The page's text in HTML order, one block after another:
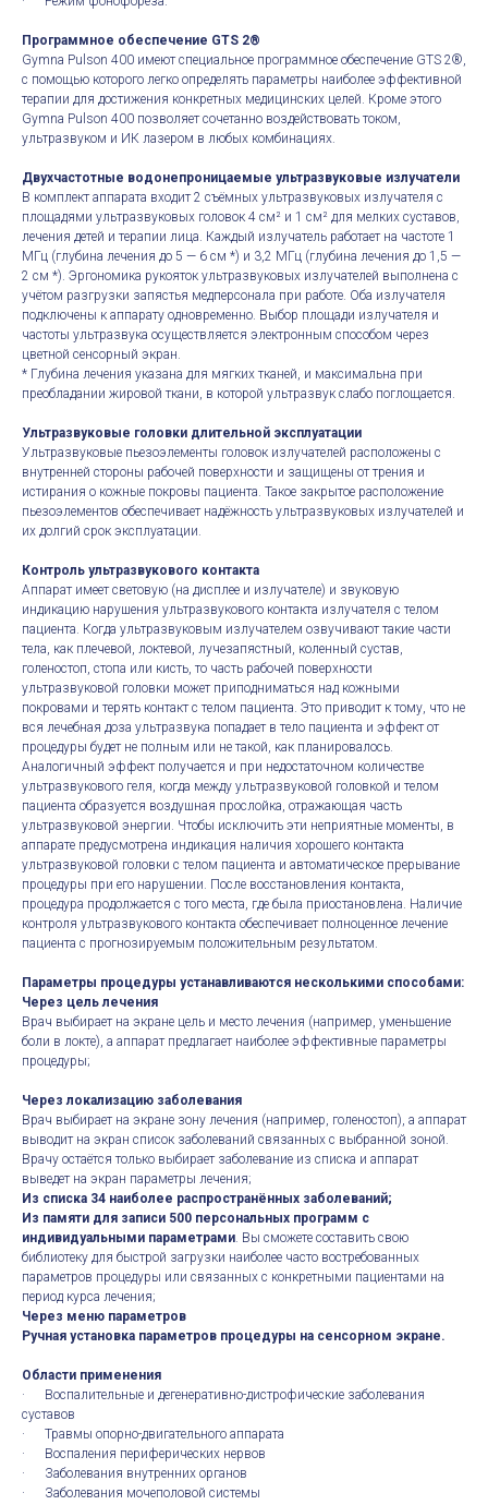
Программное обеспечение GTS 2®
Gymna Pulson 400 имеют специальное программное обеспечение GTS 2®,
с помощью которого легко определять параметры наиболее эффективной
терапии для достижения конкретных медицинских целей. Кроме этого
Gymna Pulson 400 позволяет сочетанно воздействовать током,
ультразвуком и ИК лазером в любых комбинациях.
Двухчастотные водонепроницаемые ультразвуковые излучатели
В комплект аппарата входит 2 съёмных ультразвуковых излучателя с
площадями ультразвуковых головок 4 см² и 1 см² для мелких суставов,
лечения детей и терапии лица. Каждый излучатель работает на частоте 1
МГц (глубина лечения до 5 — 6 см *) и 3,2 МГц (глубина лечения до 1,5 —
2 см *). Эргономика рукояток ультразвуковых излучателей выполнена с
учётом разгрузки запястья медперсонала при работе. Оба излучателя
подключены к аппарату одновременно. Выбор площади излучателя и
частоты ультразвука осуществляется электронным способом через
цветной сенсорный экран.
* Глубина лечения указана для мягких тканей, и максимальна при
преобладании жировой ткани, в которой ультразвук слабо поглощается.
Ультразвуковые головки длительной эксплуатации
Ультразвуковые пьезоэлементы головок излучателей расположены с
внутренней стороны рабочей поверхности и защищены от трения и
истирания о кожные покровы пациента. Такое закрытое расположение
пьезоэлементов обеспечивает надёжность ультразвуковых излучателей и
их долгий срок эксплуатации.
Контроль ультразвукового контакта
Аппарат имеет световую (на дисплее и излучателе) и звуковую
индикацию нарушения ультразвукового контакта излучателя с телом
пациента. Когда ультразвуковым излучателем озвучивают такие части
тела, как плечевой, локтевой, лучезапястный, коленный сустав,
голеностоп, стопа или кисть, то часть рабочей поверхности
ультразвуковой головки может приподниматься над кожными
покровами и терять контакт с телом пациента. Это приводит к тому, что не
вся лечебная доза ультразвука попадает в тело пациента и эффект от
процедуры будет не полным или не такой, как планировалось.
Аналогичный эффект получается и при недостаточном количестве
ультразвукового геля, когда между ультразвуковой головкой и телом
пациента образуется воздушная прослойка, отражающая часть
ультразвуковой энергии. Чтобы исключить эти неприятные моменты, в
аппарате предусмотрена индикация наличия хорошего контакта
ультразвуковой головки с телом пациента и автоматическое прерывание
процедуры при его нарушении. После восстановления контакта,
процедура продолжается с того места, где была приостановлена. Наличие
контроля ультразвукового контакта обеспечивает полноценное лечение
пациента с прогнозируемым положительным результатом.
Параметры процедуры устанавливаются несколькими способами:
Через цель лечения
Врач выбирает на экране цель и место лечения (например, уменьшение
боли в локте), а аппарат предлагает наиболее эффективные параметры
процедуры;
Через локализацию заболевания
Врач выбирает на экране зону лечения (например, голеностоп), а аппарат
выводит на экран список заболеваний связанных с выбранной зоной.
Врачу остаётся только выбирает заболевание из списка и аппарат
выведет на экран параметры лечения;
Из списка 34 наиболее распространённых заболеваний;
Из памяти для записи 500 персональных программ с
индивидуальными параметрами. Вы сможете составить свою
библиотеку для быстрой загрузки наиболее часто востребованных
параметров процедуры или связанных с конкретными пациентами на
период курса лечения;
Через меню параметров
Ручная установка параметров процедуры на сенсорном экране.
Области применения
· Воспалительные и дегенеративно-дистрофические заболевания
суставов
· Травмы опорно-двигательного аппарата
· Воспаления периферических нервов
· Заболевания внутренних органов
· Заболевания мочеполовой системы